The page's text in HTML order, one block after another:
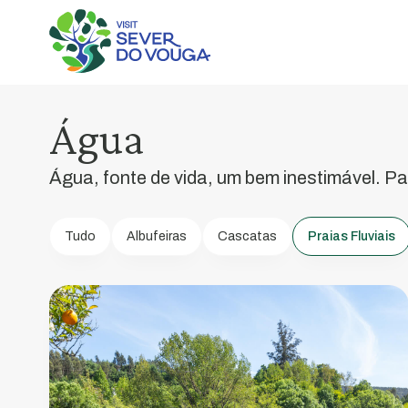
Água
Água, fonte de vida, um bem inestimável.
Tudo Albufeiras Cascatas Praias Fluviais
Praia
Fluvial
Quinta
Barco
Localizada
esquerda
Vouga,
na
freguesia
Paradela
do